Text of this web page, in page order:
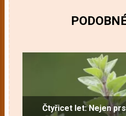
Čtyřicet let: Nejen